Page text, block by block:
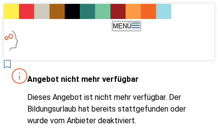
MENÜ
Angebot nicht mehr verfügbar
Dieses Angebot ist nicht mehr verfügbar. Der
Bildungsurlaub hat bereits stattgefunden oder
wurde vom Anbieter deaktiviert.